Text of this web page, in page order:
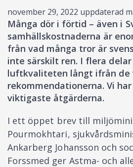
november 29, 2022 uppdaterad
Många dör i förtid – även i
samhällskostnaderna är
från vad många tror är
inte särskilt ren. I flera
luftkvaliteten långt ifrån de
rekommendationerna. Vi
viktigaste åtgärderna.
I ett öppet brev till
Pourmokhtari,
Ankarberg Johansson och
Forssmed ger Astma- och